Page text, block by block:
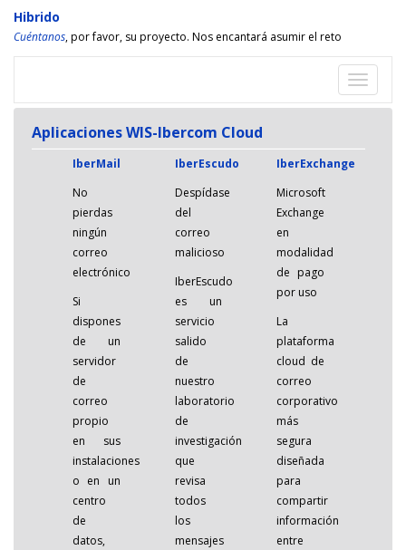
Hibrido
Cuéntanos, por favor, su proyecto. Nos encantará asumir el reto
Aplicaciones WIS-Ibercom Cloud
IberMail
No
pierdas
ningún
correo
electrónico
Si
dispones
de un
servidor
de
correo
propio
en sus
instalaciones
o en un
centro
de
datos,
IberEscudo
Despídase
del
correo
malicioso
IberEscudo
es un
servicio
salido
de
nuestro
laboratorio
de
investigación
que
revisa
todos
los
mensajes
IberExchange
Microsoft
Exchange
en
modalidad
de pago
por uso
La
plataforma
cloud de
correo
corporativo
más
segura
diseñada
para
compartir
información
entre